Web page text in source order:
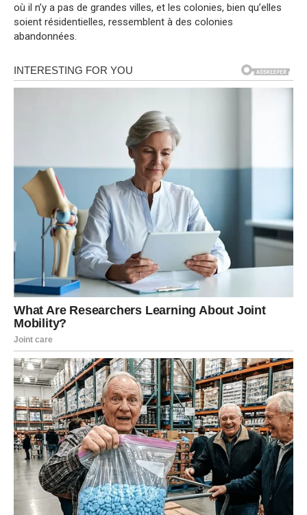
où il n’y a pas de grandes villes, et les colonies, bien qu’elles
soient résidentielles, ressemblent à des colonies
abandonnées.